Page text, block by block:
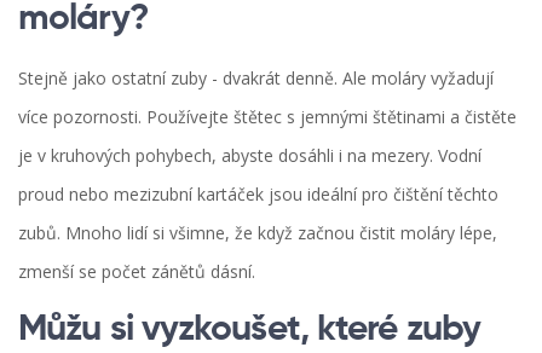
moláry?
Stejně jako ostatní zuby - dvakrát denně. Ale moláry vyžadují
více pozornosti. Používejte štětec s jemnými štětinami a čistěte
je v kruhových pohybech, abyste dosáhli i na mezery. Vodní
proud nebo mezizubní kartáček jsou ideální pro čištění těchto
zubů. Mnoho lidí si všimne, že když začnou čistit moláry lépe,
zmenší se počet zánětů dásní.
Můžu si vyzkoušet, které zuby